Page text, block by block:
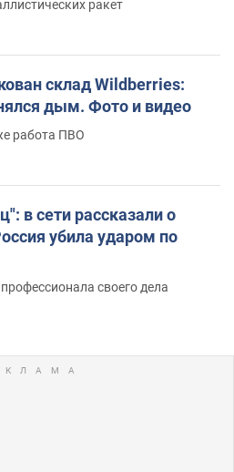
ракет
склад Wildberries:
дым. Фото и видео
работа ПВО
в сети рассказали о
убила ударом по
своего дела